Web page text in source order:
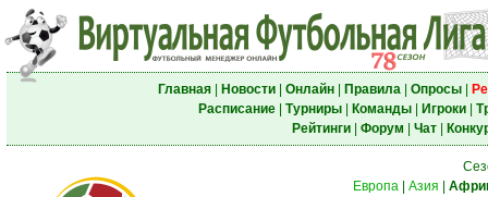
Главная| Новости| Онлайн| Правила| Опросы|
Расписание| Турниры| Команды| Игроки|
Рейтинги| Форум Чат|
Европа
Азия